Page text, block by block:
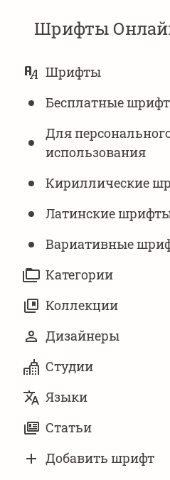
Шрифты
НАВИГАЦИЯ
Шрифты
Бесплатные
Для
использования
Кириллические
Латинские
Вариативныe
Категории
Коллекции
Дизайнеры
Студии
Языки
Статьи
Добавить шрифт